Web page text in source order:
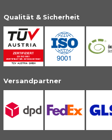
Qualität & Sicherheit
Versandpartner